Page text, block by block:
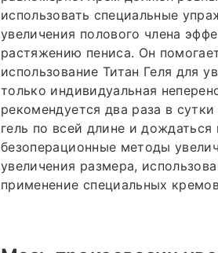
использовать специальные
увеличения полового члена
растяжению пениса. Он
использование Титан Геля для
только индивидуальная
рекомендуется два раза в
гель по всей длине и
безоперационные методы
увеличения размера,
применение специальных